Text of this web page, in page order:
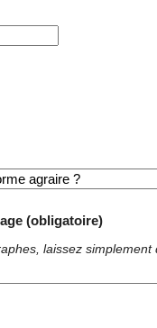
(obligatoire)
laissez simplement